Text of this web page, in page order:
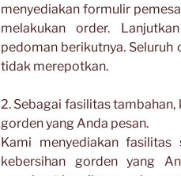
menyediakan formulir
melakukan order.
pedoman berikutnya. Seluruh
tidak merepotkan.
2. Sebagai fasilitas
gorden yang Anda pesan.
Kami menyediakan
kebersihan gorden yang